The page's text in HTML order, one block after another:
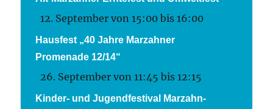
12. September von 15:00 bis16:00
Hausfest „40 Jahre Marzahner
Promenade 12/14“
26. September von 11:45 bis12:15
Kinder- und Jugendfestival Marzahn-